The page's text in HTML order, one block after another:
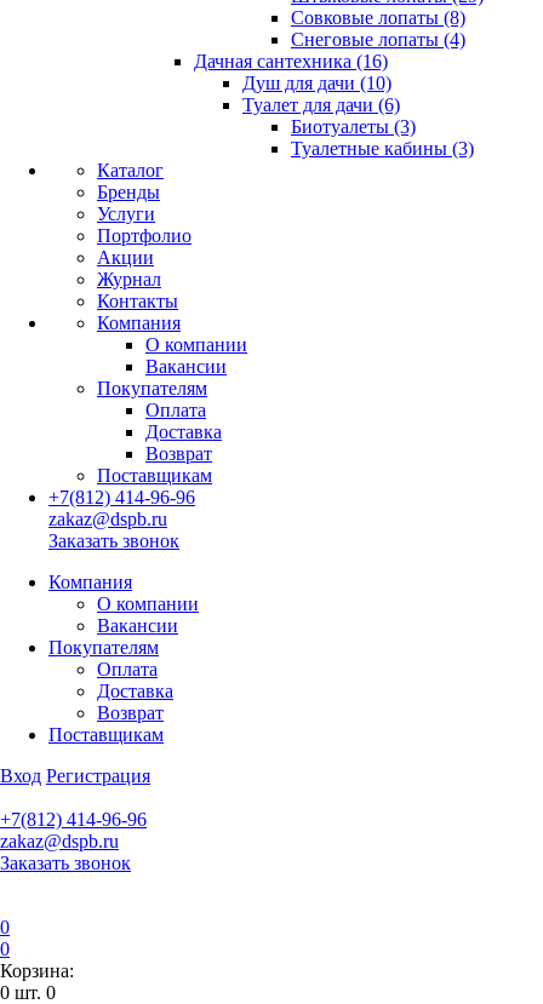
Совковые лопаты (8)
Снеговые лопаты (4)
Дачная сантехника (16)
Душ для дачи (10)
Туалет для дачи (6)
Биотуалеты (3)
Туалетные кабины (3)
Каталог
Бренды
Услуги
Портфолио
Акции
Журнал
Контакты
Компания
О компании
Вакансии
Покупателям
Оплата
Доставка
Возврат
Поставщикам
+7(812) 414-96-96
zakaz@dspb.ru
Заказать звонок
Компания
О компании
Вакансии
Покупателям
Оплата
Доставка
Возврат
Поставщикам
Вход Регистрация
+7(812) 414-96-96
zakaz@dspb.ru
Заказать звонок
0
0
Корзина:
0 шт. 0